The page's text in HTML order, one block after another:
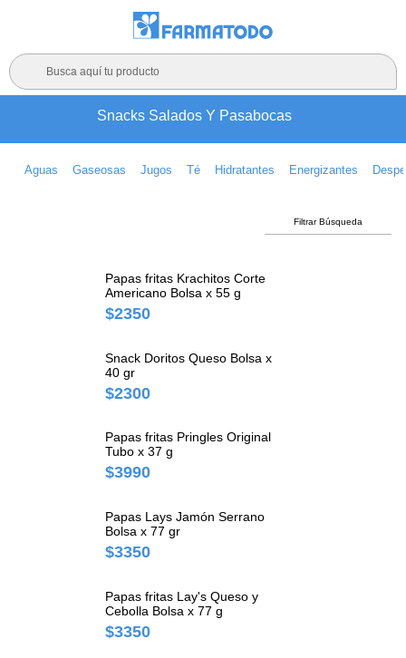
Busca aquí tu producto
Snacks Salados Y Pasabocas
Aguas Gaseosas Jugos Té Hidratantes Energizantes
Filtrar Búsqueda
Papas fritas Krachitos Corte
Americano Bolsa x 55 g
$2350
Snack Doritos Queso Bolsa x
40 gr
$2300
Papas fritas Pringles Original
Tubo x 37 g
$3990
Papas Lays Jamón Serrano
Bolsa x 77 gr
$3350
Papas fritas Lay's Queso y
Cebolla Bolsa x 77 g
$3350